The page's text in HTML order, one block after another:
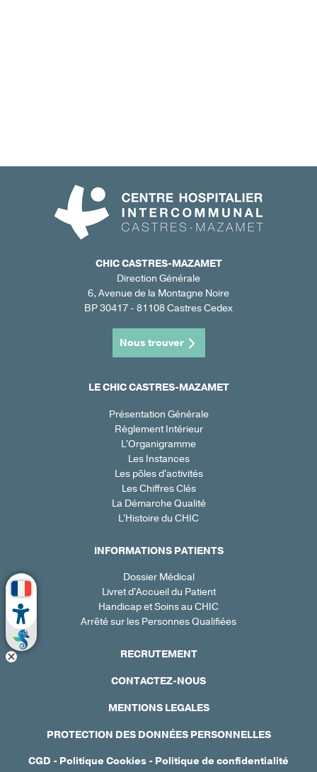
CHIC CASTRES-MAZAMET
Direction Générale
6, Avenue de la Montagne Noire
BP 30417 - 81108 Castres Cedex
Nous trouver
LE CHIC CASTRES-MAZAMET
Présentation Générale
Règlement Intérieur
L'Organigramme
Les Instances
Les pôles d'activités
Les Chiffres Clés
La Démarche Qualité
L'Histoire du CHIC
INFORMATIONS PATIENTS
Dossier Médical
Livret d'Accueil du Patient
Handicap et Soins au CHIC
Arrêté sur les Personnes Qualifiées
RECRUTEMENT
CONTACTEZ-NOUS
MENTIONS LEGALES
PROTECTION DES DONNÉES PERSONNELLES
CGD - Politique Cookies - Politique de confidentialité